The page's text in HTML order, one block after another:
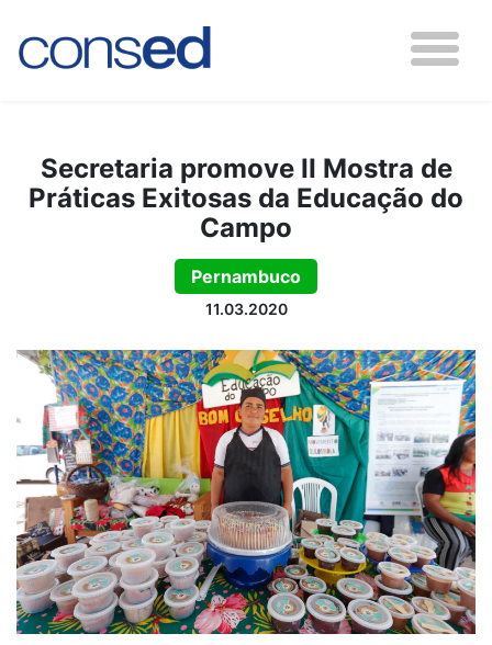
Secretaria promove II Mostra de
Práticas Exitosas da Educação do
Campo
Pernambuco
11.03.2020